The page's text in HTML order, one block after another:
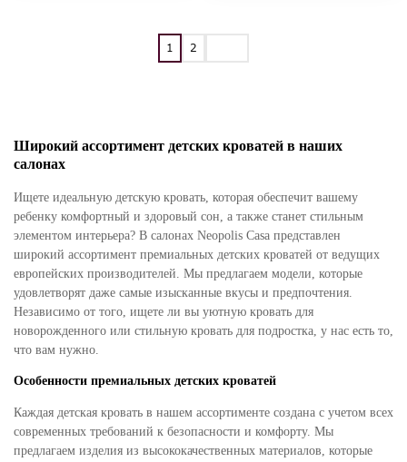
1 2
Широкий ассортимент детских кроватей в наших
салонах
Ищете идеальную детскую кровать, которая обеспечит вашему
ребенку комфортный и здоровый сон, а также станет стильным
элементом интерьера? В салонах Neopolis Casa представлен
широкий ассортимент премиальных детских кроватей от ведущих
европейских производителей. Мы предлагаем модели, которые
удовлетворят даже самые изысканные вкусы и предпочтения.
Независимо от того, ищете ли вы уютную кровать для
новорожденного или стильную кровать для подростка, у нас есть то,
что вам нужно.
Особенности премиальных детских кроватей
Каждая детская кровать в нашем ассортименте создана с учетом всех
современных требований к безопасности и комфорту. Мы
предлагаем изделия из высококачественных материалов, которые